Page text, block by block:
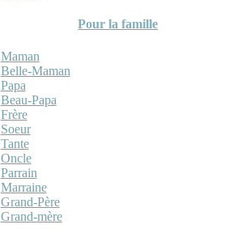
Pour la famille
Maman
Belle-Maman
Papa
Beau-Papa
Frère
Soeur
Tante
Oncle
Parrain
Marraine
Grand-Père
Grand-mère